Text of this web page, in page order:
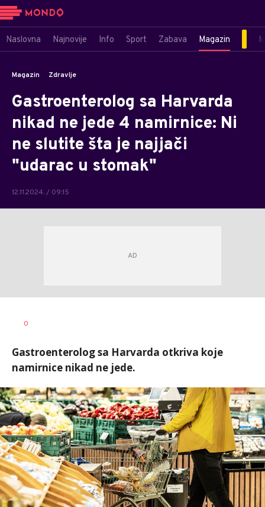
Naslovna Najnovije Info Sport Zabava Magazin
Magazin Zdravlje
Gastroenterolog sa Harvarda
nikad ne jede 4 namirnice: Ni
ne slutite šta je najjači
"udarac u stomak"
12.11.2024. / 09:15
AUTOR
0
Gastroenterolog sa Harvarda otkriva koje
namirnice nikad ne jede.